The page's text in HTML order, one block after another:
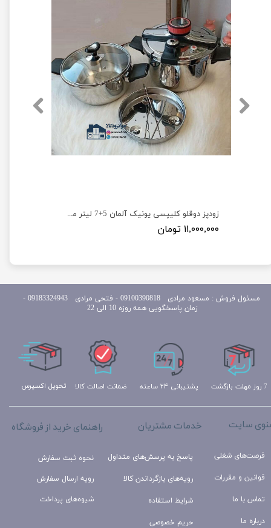
زودپز دوقلو کلیپسی یونیک آلمان 5+7 لیتر مدل Unique 7+5
۱۱,۰۰۰,۰۰۰ تومان
تحویل اکسپرس پشتیبانی ۲۴ ساعته 7 روز مهلت بازگشت ضمانت اصالت کالا
راهنمای خرید از فروشگاه
نحوه ثبت سفارش
رویه ارسال سفارش
شیوه‌های پرداخت
خدمات مشتریان
پاسخ به پرسش‌های متداول
رویه‌های بازگرداندن کالا
شرایط استفاده
حریم خصوصی
سایت
فرصت‌های شغلی
قوانین و مقررات
تماس با ما
درباره ما
مسئول
فروش : مسعود مرادی 09100390818​​​​​​​ ​​​​​​​- فتحی مرادی 09183324943 -
زمان پاسخگویی همه روزه 10 الی 22